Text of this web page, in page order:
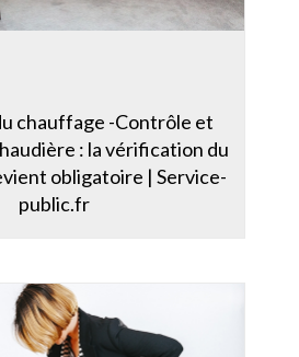
chauffage -Contrôle et
: la vérification du
obligatoire | Service-
public.fr